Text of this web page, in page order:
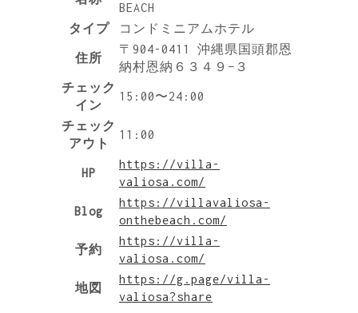
BEACH
タイプ
コンドミニアムホテル
住所
〒904-0411 沖縄県国頭郡恩
納村恩納６３４９−３
チェック
イン
15:00〜24:00
チェック
アウト
11:00
HP
https://villa-
valiosa.com/
Blog
https://villavaliosa-
onthebeach.com/
予約
https://villa-
valiosa.com/
地図
https://g.page/villa-
valiosa?share